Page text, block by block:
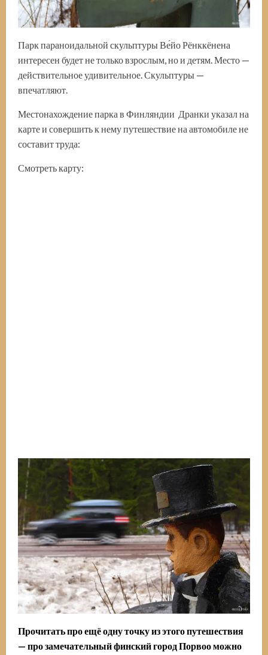
Парк параноидальной скульптуры Ве́йо Рёнккёнена
интересен будет не только взрослым, но и детям. Место —
действительное удивительное. Скульптуры —
впечатляют.
Местонахождение парка в Финляндии Дранки указал на
карте и совершить к нему путешествие на автомобиле не
составит труда:
Смотреть карту:
Прочитать про ещё одну точку из этого путешествия
— про замечательный финский город Порвооможно